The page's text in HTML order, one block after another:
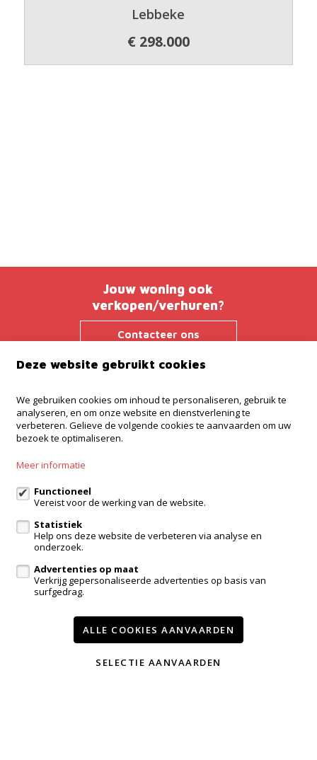
Lebbeke
€ 298.000
Jouw woning ook
verkopen/verhuren?
Contacteer ons
Immo Troef
Brusselsesteenweg 38
9280 Lebbeke
info@immotroef.be
Volg ons op:
Te huur
Contact
Deze website gebruikt cookies
We gebruiken cookies om inhoud te personaliseren, gebruik te
analyseren, en om onze website en dienstverlening te
verbeteren. Gelieve de volgende cookies te aanvaarden om uw
bezoek te optimaliseren.
Meer informatie
Functioneel
Vereist voor de werking van de website.
Statistiek
Help ons deze website de verbeteren via analyse en
onderzoek.
Advertenties op maat
Verkrijg gepersonaliseerde advertenties op basis van
surfgedrag.
ALLE COOKIES AANVAARDEN
SELECTIE AANVAARDEN